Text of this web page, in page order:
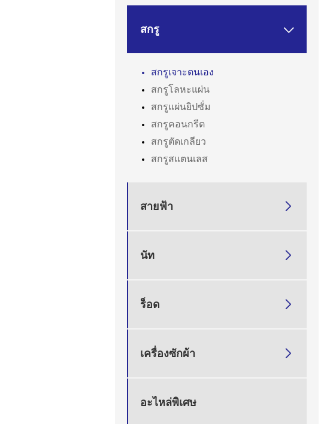
สกรู 
สกรูเจาะตนเอง
สกรูโลหะแผ่น
สกรูแผ่นยิปซั่ม
สกรูคอนกรีต
สกรูตัดเกลียว
สกรูสแตนเลส
สายฟ้า 
นัท 
ร็อด 
เครื่องซักผ้า 
อะไหล่พิเศษ